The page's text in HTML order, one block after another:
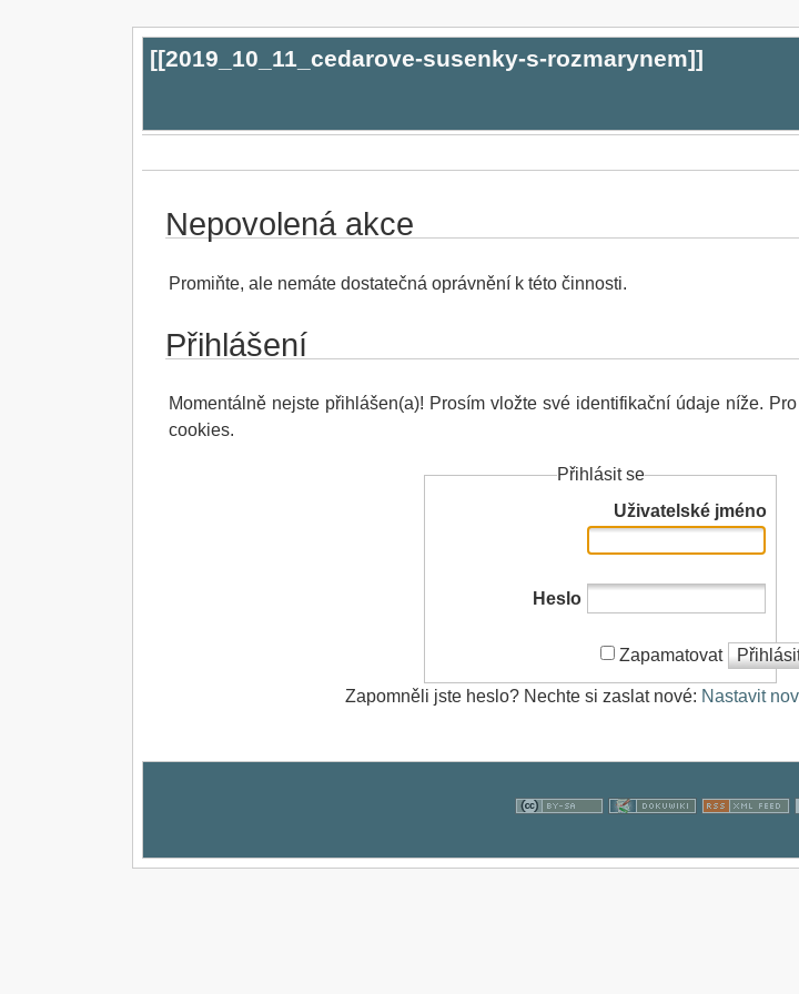
[[2019_10_11_cedarove-susenky-s-rozmarynem]]
Nepovolená akce
Promiňte, ale nemáte dostatečná oprávnění k této činnosti.
Přihlášení
Momentálně nejste přihlášen(a)! Prosím vložte své identifikační údaje níže.
cookies.
Přihlásit se
Uživatelské jméno
Heslo
Zapamatovat
Zapomněli jste heslo? Nechte si zaslat nové: Nastavit